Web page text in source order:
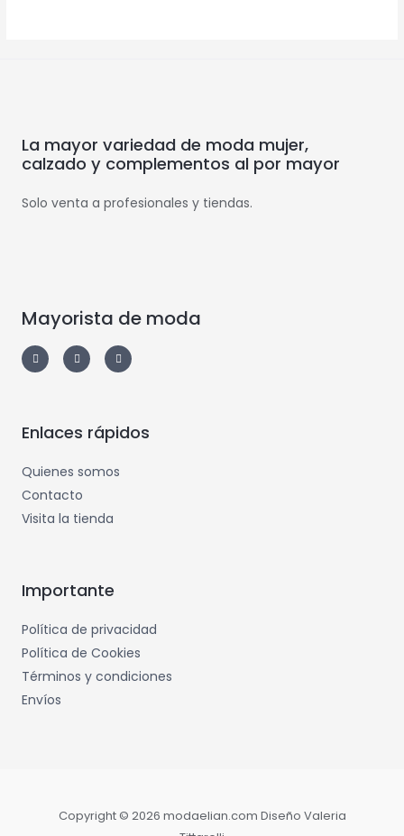
La mayor variedad de moda mujer,
calzado y complementos al por mayor
Solo venta a profesionales y tiendas.
Mayorista de moda
Enlaces rápidos
Quienes somos
Contacto
Visita la tienda
Importante
Política de privacidad
Política de Cookies
Términos y condiciones
Envíos
Copyright © 2026 modaelian.com Diseño Valeria